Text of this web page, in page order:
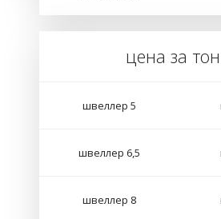
цена за
швеллер 5
швеллер 6,5
швеллер 8